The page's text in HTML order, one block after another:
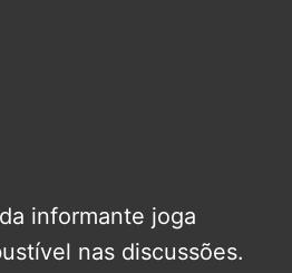
informante joga
nas discussões.